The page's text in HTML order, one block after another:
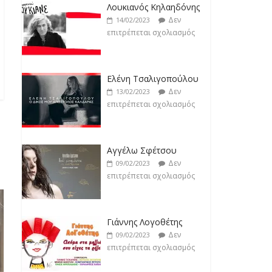
επιτρέπεται σχολιασμός
14/02/2023
Δεν
επιτρέπεται σχολιασμός
13/02/2023
Δεν
επιτρέπεται σχολιασμός
09/02/2023
Δεν
επιτρέπεται σχολιασμός
09/02/2023
Δεν
επιτρέπεται σχολιασμός